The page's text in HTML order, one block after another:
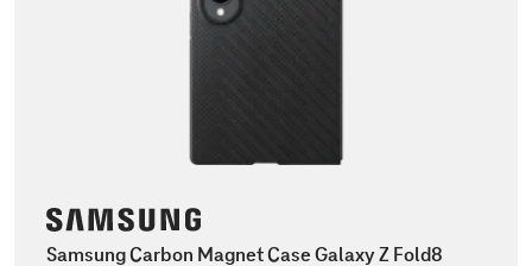
Samsung Carbon Magnet Case Galaxy Z Fold8